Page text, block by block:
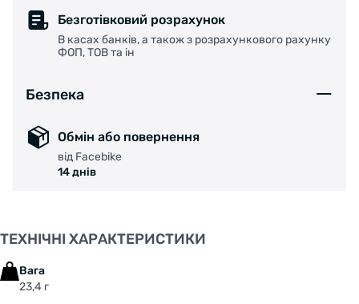
Вага: 23,4 г.
Безготівковий розрахунок
В касах банків, а також з розрахункового рахунку
ФОП, ТОВ та ін
Безпека
Обмін або повернення
від Facebike
14 днів
ТЕХНІЧНІ ХАРАКТЕРИСТИКИ
Вага
23,4 г